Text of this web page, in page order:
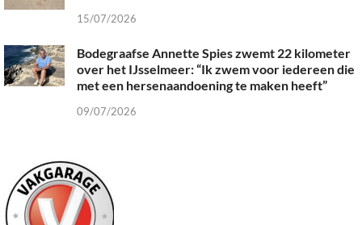
15/07/2026
Bodegraafse Annette Spies zwemt 22 kilometer
over het IJsselmeer: “Ik zwem voor iedereen die
met een hersenaandoening te maken heeft”
09/07/2026